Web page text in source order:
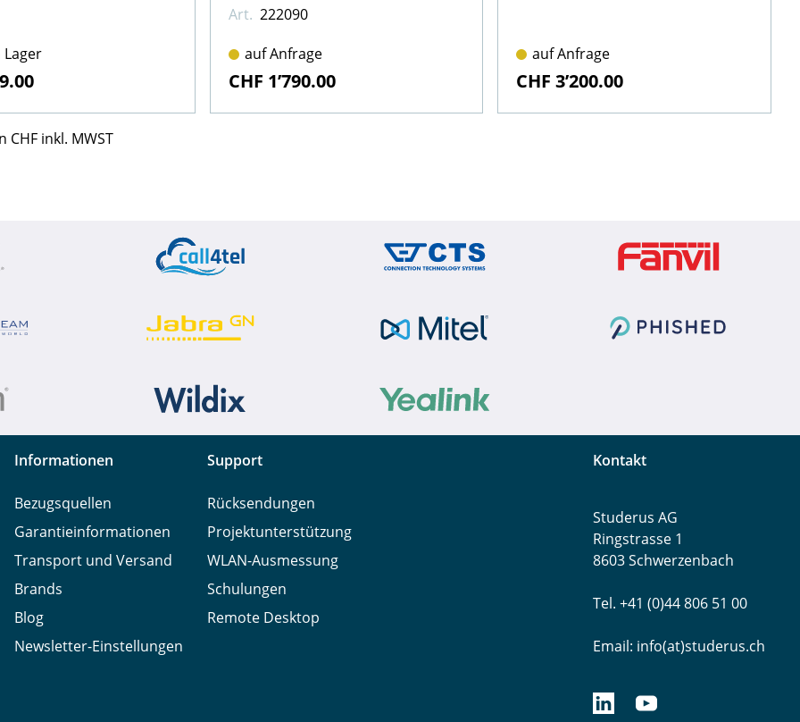
Lager
Chassis MSAN
Art. 222090
auf Anfrage
CHF 1’790.00
auf Anfrage
CHF 3’200.00
CHF inkl. MWST
Informationen
Bezugsquellen
Garantieinformationen
Transport und Versand
Brands
Blog
Newsletter-Einstellungen
Support
Rücksendungen
Projektunterstützung
WLAN-Ausmessung
Schulungen
Remote Desktop
Kontakt
Studerus AG
Ringstrasse 1
8603 Schwerzenbach
Tel. +41 (0)44 806 51 00
Email: info(at)studerus.ch
linkedin.com/studerusag
youtube.com/studerus